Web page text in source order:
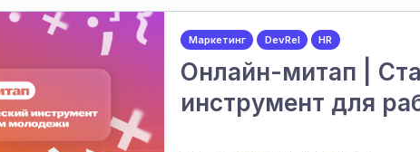
Маркетинг DevRel HR
Онлайн-митап |
инструмент для